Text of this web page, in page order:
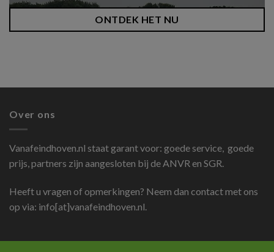
ONTDEK HET NU
Over ons
Vanafeindhoven.nl staat garant voor: goede service, goede
prijs, partners zijn aangesloten bij de ANVR en SGR.
Heeft u vragen of opmerkingen? Neem dan contact met ons
op via: info[at]vanafeindhoven.nl.